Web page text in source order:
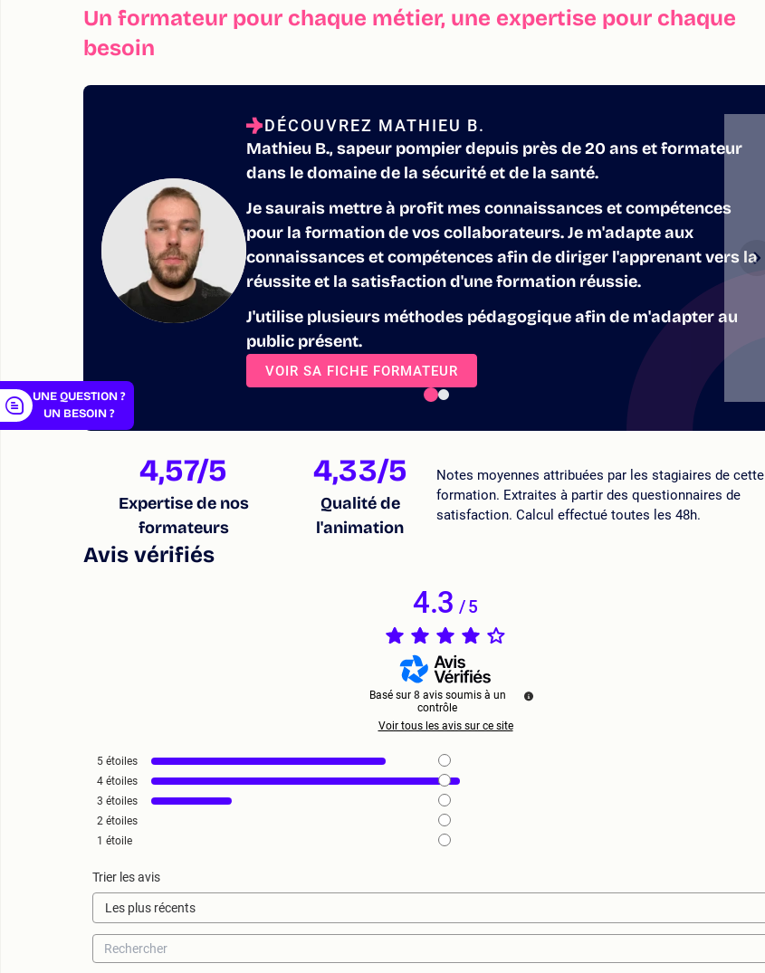
Un formateur pour chaque métier, une expertise pour chaque
besoin
DÉCOUVREZ MATHIEU B.
Mathieu B., sapeur pompier depuis près de 20 ans et formateur
dans le domaine de la sécurité et de la santé.
Je saurais mettre à profit mes connaissances et compétences
pour la formation de vos collaborateurs. Je m'adapte aux
connaissances et compétences afin de diriger l'apprenant vers la
réussite et la satisfaction d'une formation réussie.
J'utilise plusieurs méthodes pédagogique afin de m'adapter au
public présent.
VOIR SA FICHE FORMATEUR
4,57/5
Expertise de nos
formateurs
4,33/5
Qualité de
l'animation
Notes moyennes attribuées par les stagiaires de cette
formation. Extraites à partir des questionnaires de
satisfaction. Calcul effectué toutes les 48h.
Avis vérifiés
4.3/5
Basé sur 8 avis soumis à un
contrôle
Voir tous les avis sur ce site
5 étoiles
4 étoiles
3 étoiles
2 étoiles
1 étoile
Trier les avis
UNE QUESTION ?
UN BESOIN ?